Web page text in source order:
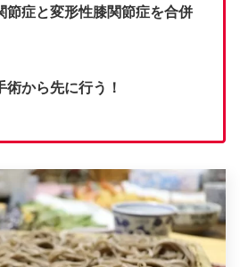
節症と変形性膝関節症を合併
から先に行う！